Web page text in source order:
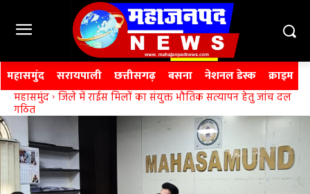
महासमुंद सरायपाली छत्तीसगढ़ बसना नेशनल डेस्क क्राइम
महासमुंद जिले में राईस मिलों का संयुक्त भौतिक सत्यापन हेतु जांच दल
गठित